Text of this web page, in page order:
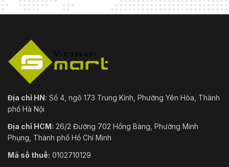
Địa chỉ HN: Số 4, ngõ 173 Trung Kính, Phường Yên Hòa, Thành
phố Hà Nội
Địa chỉ HCM: 26/2 Đường 702 Hồng Bàng, Phường Minh
Phụng, Thành phố Hồ Chí Minh
Mã số thuế: 0102710129